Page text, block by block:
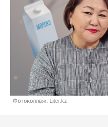
Фотоколлаж: Liter.kz